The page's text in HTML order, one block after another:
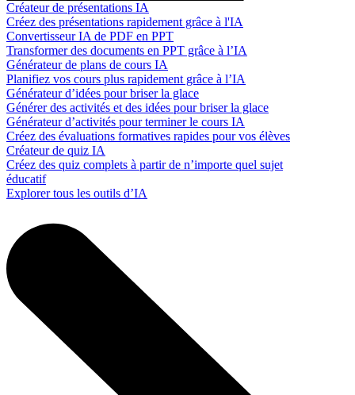
Créateur de présentations IA
Créez des présentations rapidement grâce à l'IA
Convertisseur IA de PDF en PPT
Transformer des documents en PPT grâce à l’IA
Générateur de plans de cours IA
Planifiez vos cours plus rapidement grâce à l’IA
Générateur d’idées pour briser la glace
Générer des activités et des idées pour briser la glace
Générateur d’activités pour terminer le cours IA
Créez des évaluations formatives rapides pour vos élèves
Créateur de quiz IA
Créez des quiz complets à partir de n’importe quel sujet
éducatif
Explorer tous les outils d’IA